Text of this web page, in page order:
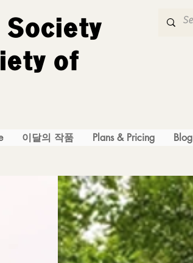
Society
of
이달의 작품 Plans & Pricing Blog